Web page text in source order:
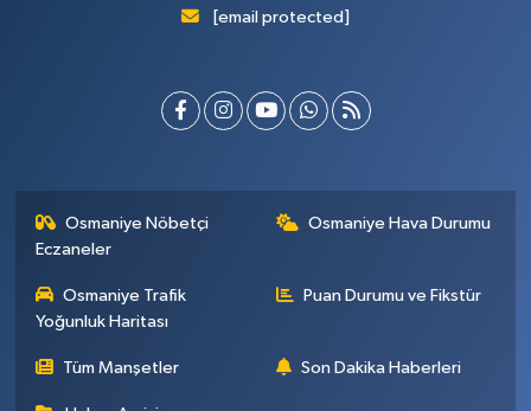
[email protected]
Osmaniye Nöbetçi
Eczaneler
Osmaniye Hava Durumu
Osmaniye Trafik
Yoğunluk Haritası
Puan Durumu ve Fikstür
Tüm Manşetler Son Dakika Haberleri